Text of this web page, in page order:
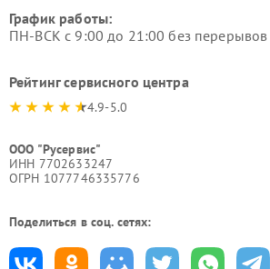
График работы:
ПН-ВСК с 9:00 до 21:00 без
Рейтинг сервисного центра
4.9-5.0
ООО "Русервис"
ИНН 7702633247
ОГРН 1077746335776
Поделиться в соц. сетях: